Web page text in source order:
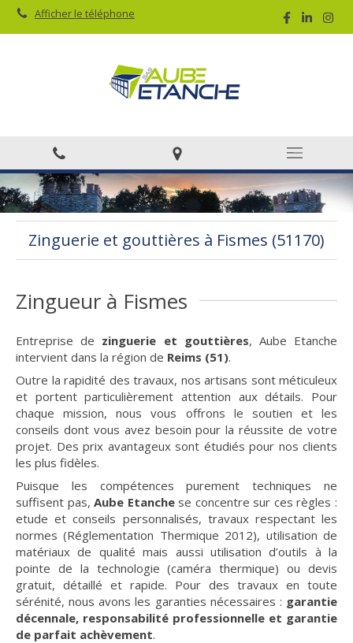
Afficher le téléphone
Zinguerie et gouttières à Fismes (51170)
Zingueur à Fismes
Entreprise de zinguerie et gouttières, Aube Etanche
intervient dans la région de Reims (51).
Outre la rapidité des travaux, nos artisans sont méticuleux
et portent particulièrement attention aux détails. Pour
chaque mission, nous vous offrons le soutien et les
conseils dont vous avez besoin pour la réussite de votre
projet. Des prix avantageux sont étudiés pour nos clients
les plus fidèles.
Puisque les compétences purement techniques ne
suffisent pas,Aube Etanchese concentre sur ces règles :
etude et conseils personnalisés, travaux respectant les
normes (Réglementation Thermique 2012), utilisation de
matériaux de qualité mais aussi utilisation d’outils à la
pointe de la technologie (caméra thermique) ou devis
gratuit, détaillé et rapide. Pour des travaux en toute
sérénité, nous avons les garanties nécessaires : garantie
décennale, responsabilité professionnelle et garantie
de parfait achèvement.